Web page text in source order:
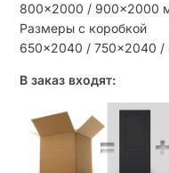
800×2000 / 900×2000
Размеры с коробкой
650×2040 / 750×2040
В заказ входят: